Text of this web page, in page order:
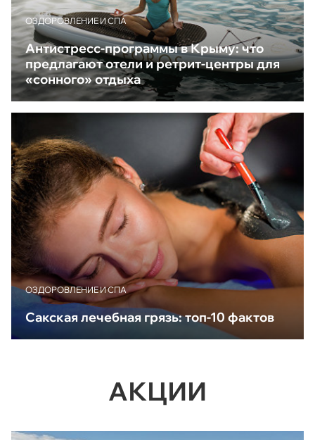
ОЗДОРОВЛЕНИЕ И СПА
Антистресс-программы в Крыму: что
предлагают отели и ретрит-центры для
«сонного» отдыха
ОЗДОРОВЛЕНИЕ И СПА
Сакская лечебная грязь: топ-10 фактов
АКЦИИ